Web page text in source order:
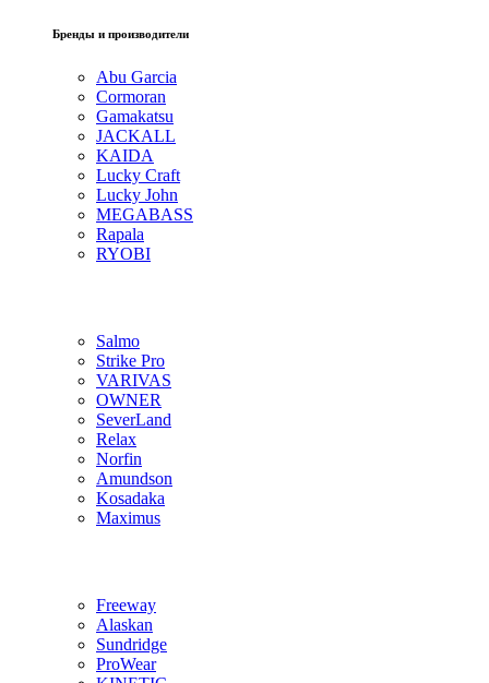
Бренды и производители
Abu Garcia
Cormoran
Gamakatsu
JACKALL
KAIDA
Lucky Craft
Lucky John
MEGABASS
Rapala
RYOBI
Salmo
Strike Pro
VARIVAS
OWNER
SeverLand
Relax
Norfin
Amundson
Kosadaka
Maximus
Freeway
Alaskan
Sundridge
ProWear